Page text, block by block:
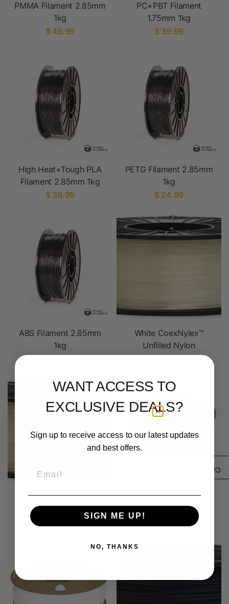
PMMA Filament 2.85mm
1kg
$ 49.99
PC+PBT Filament
1.75mm 1kg
$ 39.99
High Heat+Tough PLA
Filament 2.85mm 1kg
$ 39.99
PETG Filament 2.85mm
1kg
$ 24.99
ABS Filament 2.85mm
1kg
White CoexNylex™
Unfilled Nylon
Natural CoexNylex™
Unfilled Nylon
Black CoexNylex™ PA6-
CF
A partir de $ 60.00
Comparar productos (
WANT ACCESS TO
EXCLUSIVE DEALS?
Sign up to receive access to our latest updates
and best offers.
SIGN ME UP!
NO, THANKS